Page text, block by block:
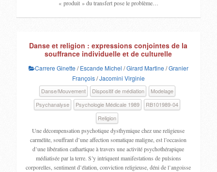
« produit » du transfert pose le problème…
Danse et religion : expressions conjointes de la
souffrance individuelle et de culturelle
Carrere Ginette /Escande Michel /Girard Martine /Granier
François/Jacomini Virginie
Danse/Mouvement Dispositif de médiation
Modelage
Psychanalyse
Psychologie Médicale 1989
RB101989-04
Religion
Une décompensation psychotique dysthymique chez une religieuse
carmélite, souffrant d’une affection somatique maligne, est l’occasion
d’une libération cathartique à travers une activité psychothérapique
médiatisée par la terre. S’y intriquent manifestations de pulsions
corporelles, sentiment d’élation, conviction religieuse, déni de l’angoisse